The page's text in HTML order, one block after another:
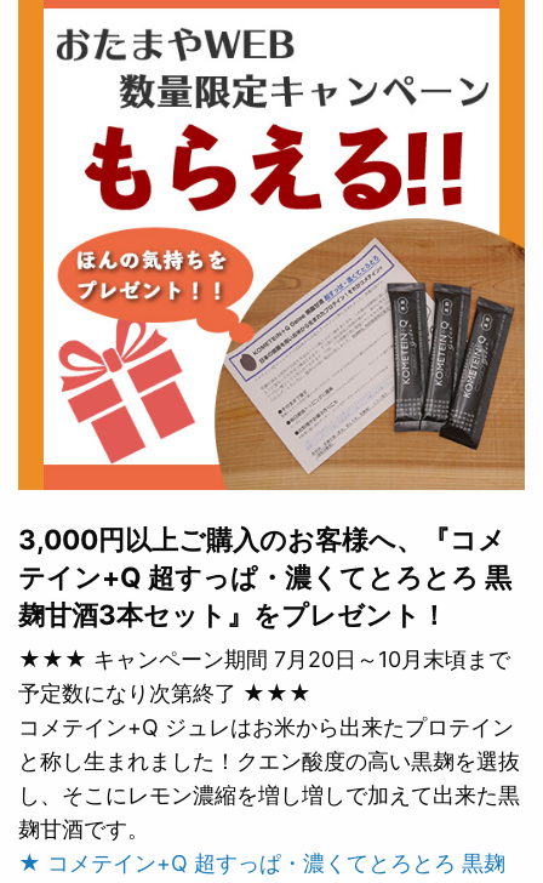
3,000円以上ご購入のお客様へ、『コメ
テイン+Q 超すっぱ・濃くてとろとろ 黒
麹甘酒3本セット』をプレゼント！
★★★ キャンペーン期間 7月20日～10月末頃まで
予定数になり次第終了 ★★★
コメテイン+Q ジュレはお米から出来たプロテイン
と称し生まれました！クエン酸度の高い黒麹を選抜
し、そこにレモン濃縮を増し増しで加えて出来た黒
麹甘酒です。
★ コメテイン+Q 超すっぱ・濃くてとろとろ 黒麹